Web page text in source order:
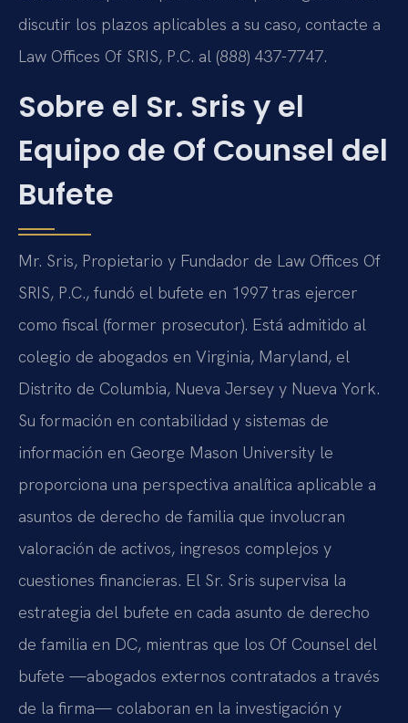
discutir los plazos aplicables a su caso, contacte a
Law Offices Of SRIS, P.C. al (888) 437-7747.
Sobre el Sr. Sris y el
Equipo de Of Counsel del
Bufete
Mr. Sris, Propietario y Fundador de Law Offices Of
SRIS, P.C., fundó el bufete en 1997 tras ejercer
como fiscal (former prosecutor). Está admitido al
colegio de abogados en Virginia, Maryland, el
Distrito de Columbia, Nueva Jersey y Nueva York.
Su formación en contabilidad y sistemas de
información en George Mason University le
proporciona una perspectiva analítica aplicable a
asuntos de derecho de familia que involucran
valoración de activos, ingresos complejos y
cuestiones financieras. El Sr. Sris supervisa la
estrategia del bufete en cada asunto de derecho
de familia en DC, mientras que los Of Counsel del
bufete —abogados externos contratados a través
de la firma— colaboran en la investigación y